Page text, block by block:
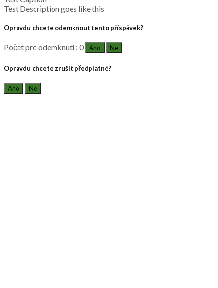
Test Description goes like this
Opravdu chcete odemknout tento příspěvek?
Počet pro odemknutí : 0 Ano Ne
Opravdu chcete zrušit předplatné?
Ano Ne